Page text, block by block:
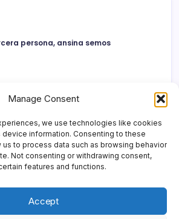
Manage Consent
we use technologies like cookies
information. Consenting to these
to process data such as browsing behavior
Not consenting or withdrawing consent,
features and functions.
Accept
persona, ansina semos